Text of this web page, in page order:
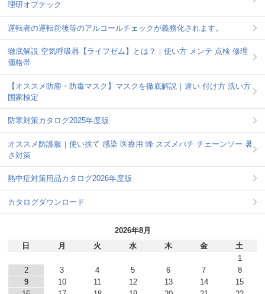
理研オプテック
運転者の運転前後等のアルコールチェックが義務化されます。
徹底解説 空気呼吸器【ライフゼム】とは？｜使い方 メンテ 点検 修理
価格帯
【オススメ防塵・防毒マスク】マスクを徹底解説｜違い 付け方 洗い方
国家検定
防寒対策カタログ2025年度版
オススメ防護服｜使い捨て 感染 医療用 蜂 スズメバチ チェーンソー 暑
さ対策
熱中症対策用品カタログ2026年度版
カタログダウンロード
2026年8月
日
月 火 水 木 金
土
1
2
3 4 5 6 7
8
9
10 11 12 13 14
15